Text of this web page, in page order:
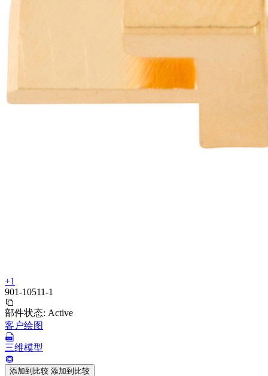
+1
901-10511-1
部件状态: Active
客户绘图
三维模型
添加到比较 添加到比较